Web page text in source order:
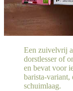
Een zuivelvrij
dorstlesser of
en bevat voor
barista-variant,
schuimlaag.